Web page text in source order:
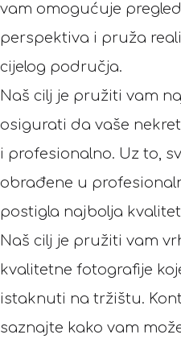
vam omogućuje
perspektiva i pruža
cijelog područja.
Naš cilj je pružiti vam
osigurati da vaše
i profesionalno. Uz to,
obrađene u
postigla najbolja
Naš cilj je pružiti vam
kvalitetne fotografije
istaknuti na tržištu.
saznajte kako vam